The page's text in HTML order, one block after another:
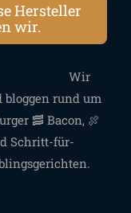
Hersteller
wir.
Wir
bloggen rund um
🥓 Bacon, 🍖
Schritt-für-